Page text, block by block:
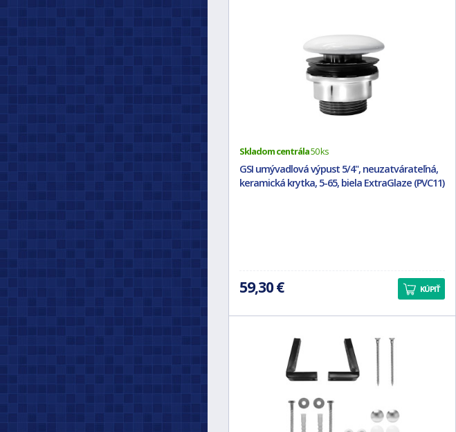
Skladom centrála50 ks
GSI umývadlová výpust 5/4", neuzatvárateľná,
keramická krytka, 5-65, biela ExtraGlaze (PVC11)
59,30 € KÚPIŤ